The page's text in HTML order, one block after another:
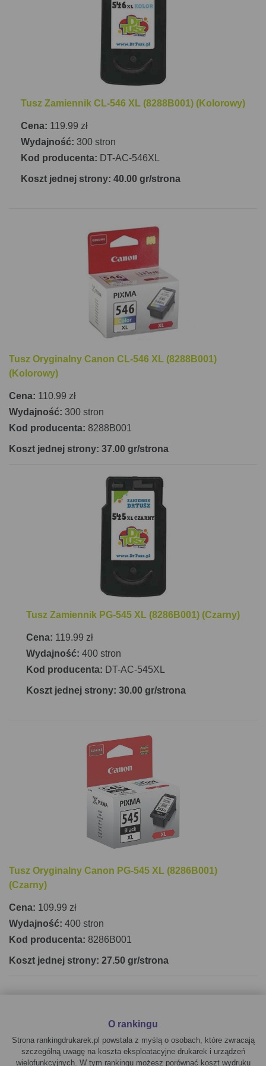
– jest to możliwe jedynie w trybie ręcznym.
Wbudowana łączność Wi-Fi pozwala na
bezproblemową integrację z siecią domową lub
biurową, a port USB umożliwia bezpośrednie
podłączenie do komputera.
TS3351 White wyposażona jest w podajnik na 60
arkuszy, co jest wystarczające dla codziennych
potrzeb domowych i biurowych. Urządzenie jest
kompaktowe, jego wymiary to 435 mm x 316 mm x
145 mm (szerokość x głębokość x wysokość), a
funkcjami urządzenia. Bez wątpienia Canon Pixma
TS3351 White to wszechstronna drukarka, która
dzięki swoim funkcjom i kompaktowym wymiarom,
zadowoli każdego użytkownika szukającego
solidnego i łatwego w obsłudze urządzenia
Tusz Zamiennik CL-546 XL (8288B001) (Kolorowy)
Cena: 119.99 zł
Wydajność: 300 stron
Kod producenta: DT-AC-546XL
Koszt jednej strony: 40.00 gr/strona
Tusz Oryginalny Canon CL-546 XL (8288B001)
(Kolorowy)
Cena: 110.99 zł
Wydajność: 300 stron
Kod producenta: 8288B001
Koszt jednej strony: 37.00 gr/strona
Tusz Zamiennik PG-545 XL (8286B001) (Czarny)
Cena: 119.99 zł
Wydajność: 400 stron
Kod producenta: DT-AC-545XL
Koszt jednej strony: 30.00 gr/strona
Tusz Oryginalny Canon PG-545 XL (8286B001)
(Czarny)
Cena: 109.99 zł
Wydajność: 400 stron
Kod producenta: 8286B001
Koszt jednej strony: 27.50 gr/strona
O rankingu
Strona rankingdrukarek.pl powstała z myślą o osobach, które zwracają
szczególną uwagę na koszta eksploatacyjne drukarek i urządzeń
wielofunkcyjnych. W tym rankingu możesz porównać koszt wydruku